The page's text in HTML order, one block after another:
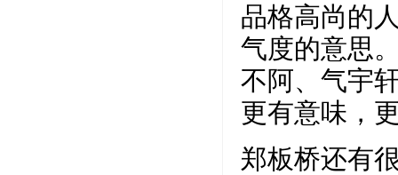
品格高尚的
气度的意思
不阿、气宇
更有意味，
郑板桥还有